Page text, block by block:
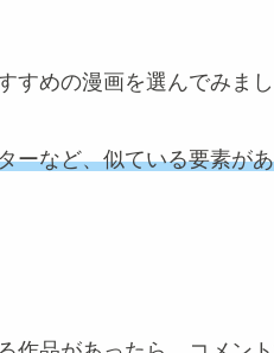
すめの漫画を選んでみまし
ーなど、似ている要素が